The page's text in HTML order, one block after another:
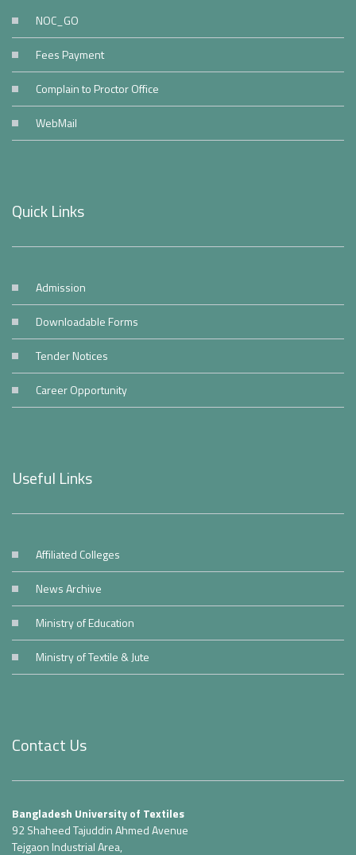
NOC_GO
Fees Payment
Complain to Proctor Office
WebMail
Quick Links
Admission
Downloadable Forms
Tender Notices
Career Opportunity
Useful Links
Affiliated Colleges
News Archive
Ministry of Education
Ministry of Textile & Jute
Contact Us
Bangladesh University of Textiles
92 Shaheed Tajuddin Ahmed Avenue
Tejgaon Industrial Area,